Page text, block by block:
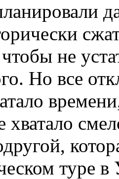
не
Но все
хватало
туре